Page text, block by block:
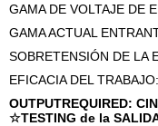
GAMA DE VOLTAJE DE
GAMA ACTUAL
SOBRETENSIÓN DE LA
EFICACIA DEL
OUTPUTREQUIRED:
☆TESTING de la